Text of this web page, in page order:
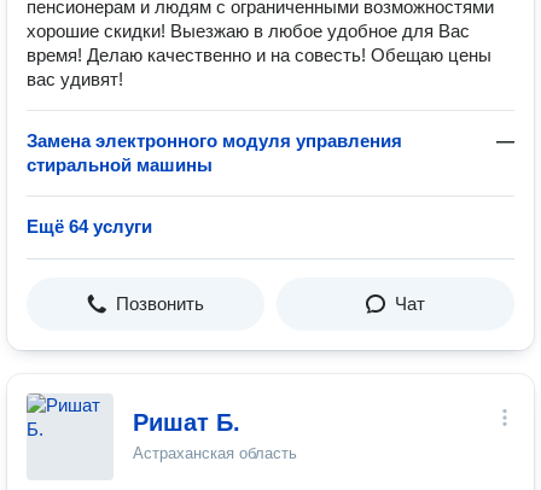
пенсионерам и людям с ограниченными возможностями
хорошие скидки! Выезжаю в любое удобное для Вас
время! Делаю качественно и на совесть! Обещаю цены
вас удивят!
Замена электронного модуля управления
стиральной машины
—
Ещё 64 услуги
Позвонить Чат
Ришат Б.
Астраханская область